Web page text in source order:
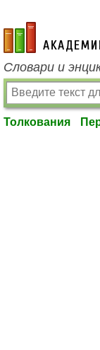
academic.ru
Словари и
Толкования